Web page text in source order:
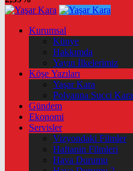
Kurumsal
Künye
Hakkımda
Yayın İlkelerimiz
Köşe Yazıları
Yaşar Kara
Polyanna Succi Kara
Gündem
Ekonomi
Servisler
Vizyondaki Filmler
Haftanin Filmleri
Hava Durumu